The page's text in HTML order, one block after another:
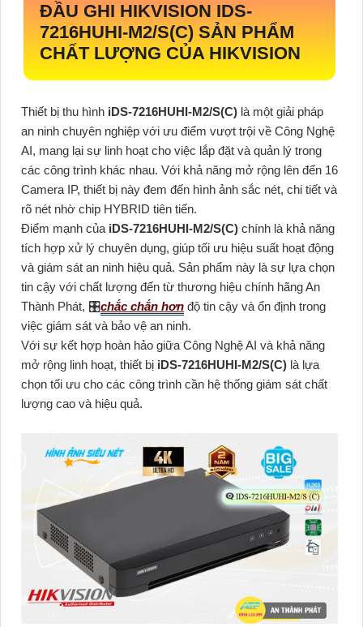
ĐẦU GHI HIKVISION IDS-
7216HUHI-M2/S(C) SẢN PHẨM
CHẤT LƯỢNG CỦA HIKVISION
Thiết bị thu hình iDS-7216HUHI-M2/S(C) là một giải pháp
an ninh chuyên nghiệp với ưu điểm vượt trội về Công Nghệ
AI, mang lại sự linh hoạt cho việc lắp đặt và quản lý trong
các công trình khác nhau. Với khả năng mở rộng lên đến 16
Camera IP, thiết bị này đem đến hình ảnh sắc nét, chi tiết và
rõ nét nhờ chip HYBRID tiên tiến.
Điểm mạnh của iDS-7216HUHI-M2/S(C) chính là khả năng
tích hợp xử lý chuyên dụng, giúp tối ưu hiệu suất hoạt động
và giám sát an ninh hiệu quả. Sản phẩm này là sự lựa chọn
tin cậy với chất lượng đến từ thương hiệu chính hãng An
Thành Phát, 🎛chắc chắn hơn độ tin cậy và ổn định trong
việc giám sát và bảo vệ an ninh.
Với sự kết hợp hoàn hảo giữa Công Nghệ AI và khả năng
mở rộng linh hoạt, thiết bị iDS-7216HUHI-M2/S(C) là lựa
chọn tối ưu cho các công trình cần hệ thống giám sát chất
lượng cao và hiệu quả.